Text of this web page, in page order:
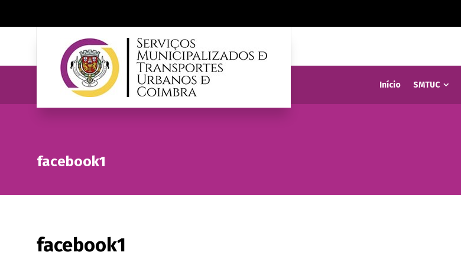
Início SMTUC
facebook1
facebook1